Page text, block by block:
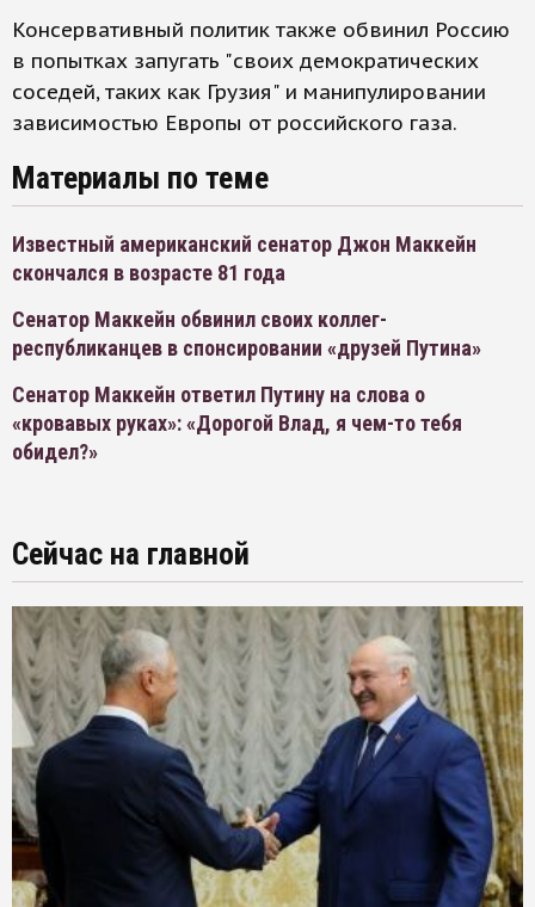
Консервативный политик также обвинил Россию
в попытках запугать "своих демократических
соседей, таких как Грузия" и манипулировании
зависимостью Европы от российского газа.
Материалы по теме
Известный американский сенатор Джон Маккейн
скончался в возрасте 81 года
Сенатор Маккейн обвинил своих коллег-
республиканцев в спонсировании «друзей Путина»
Сенатор Маккейн ответил Путину на слова о
«кровавых руках»: «Дорогой Влад, я чем-то тебя
обидел?»
Сейчас на главной